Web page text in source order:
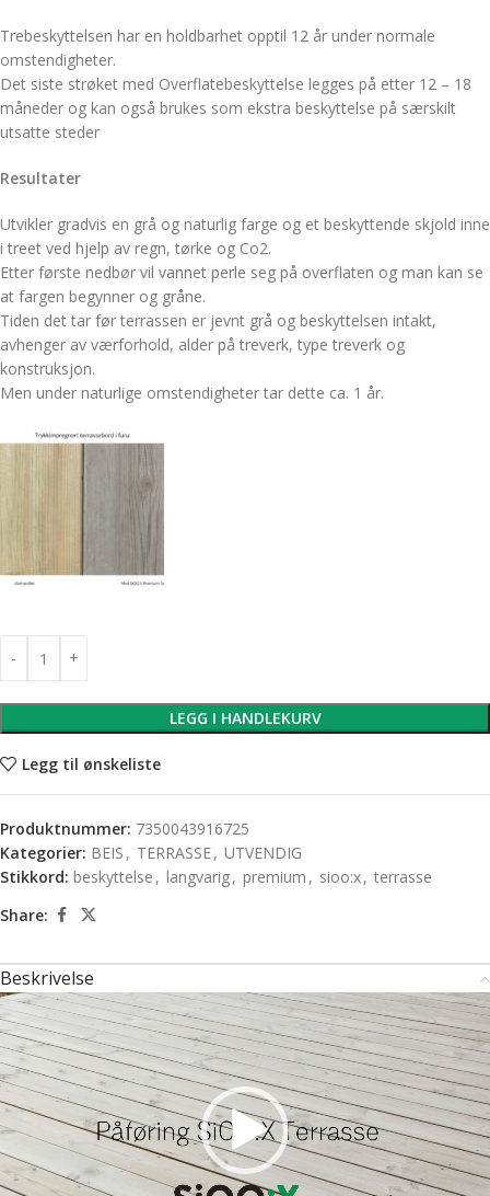
Trebeskyttelsen har en holdbarhet opptil 12 år under normale
omstendigheter.
Det siste strøket med Overflatebeskyttelse legges på etter 12 – 18
måneder og kan også brukes som ekstra beskyttelse på særskilt
utsatte steder
Resultater
Utvikler gradvis en grå og naturlig farge og et beskyttende skjold inne
i treet ved hjelp av regn, tørke og Co2.
Etter første nedbør vil vannet perle seg på overflaten og man kan se
at fargen begynner og gråne.
Tiden det tar før terrassen er jevnt grå og beskyttelsen intakt,
avhenger av værforhold, alder på treverk, type treverk og
konstruksjon.
Men under naturlige omstendigheter tar dette ca. 1 år.
LEGG I HANDLEKURV
Legg til ønskeliste
Produktnummer: 7350043916725
Kategorier: BEIS , TERRASSE, UTVENDIG
Stikkord: beskyttelse , langvarig, premium , sioo:x, terrasse
Share:
Beskrivelse
Videoavspiller